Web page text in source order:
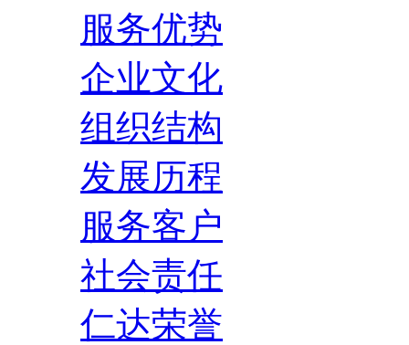
服务优势
企业文化
组织结构
发展历程
服务客户
社会责任
仁达荣誉